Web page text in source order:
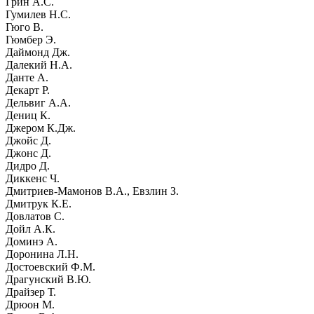
Гумилев Н.С.
Гюго В.
Гюмбер Э.
Даймонд Дж.
Далекий Н.А.
Данте А.
Декарт Р.
Дельвиг А.А.
Дениц К.
Джером К.Дж.
Джойс Д.
Джонс Д.
Дидро Д.
Диккенс Ч.
Дмитриев-Мамонов В.А., Евзлин З.
Дмитрук К.Е.
Довлатов С.
Дойл А.К.
Доминэ А.
Доронина Л.Н.
Достоевский Ф.М.
Драгунский В.Ю.
Драйзер Т.
Дрюон М.